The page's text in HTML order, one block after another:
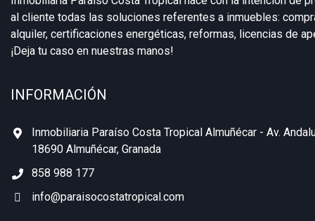
al cliente todas las soluciones referentes a inmuebles:
alquiler, certificaciones energéticas, reformas, licencias de
¡Deja tu caso en nuestras manos!
INFORMACIÓN
Inmobiliaria Paraíso Costa Tropical Almuñécar - Av.
18690 Almuñécar, Granada
858 988 177
info@paraisocostatropical.com